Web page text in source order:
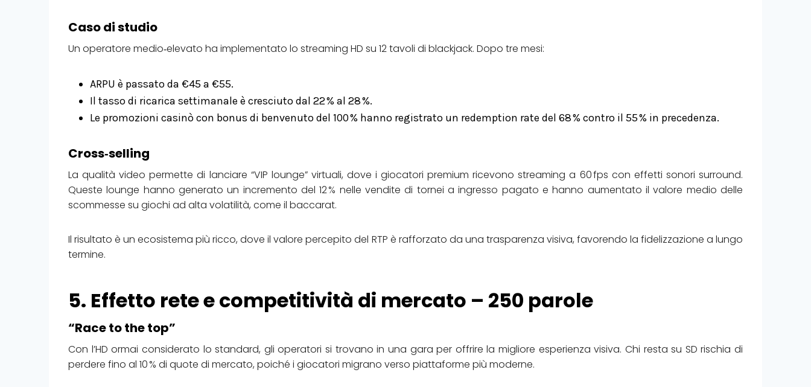
Caso di studio
Un operatore medio‑elevato ha implementato lo streaming HD su 12 tavoli di blackjack. Dopo tre mesi:
ARPU è passato da €45 a €55.
Il tasso di ricarica settimanale è cresciuto dal 22 % al 28 %.
Le promozioni casinò con bonus di benvenuto del 100 % hanno registrato un redemption rate del 68 % contro il 55 % in precedenza.
Cross‑selling
La qualità video permette di lanciare “VIP lounge” virtuali, dove i giocatori premium ricevono streaming a 60 fps con effetti sonori surround.
Queste lounge hanno generato un incremento del 12 % nelle vendite di tornei a ingresso pagato e hanno aumentato il valore medio delle
scommesse su giochi ad alta volatilità, come il baccarat.
Il risultato è un ecosistema più ricco, dove il valore percepito del RTP è rafforzato da una trasparenza visiva, favorendo la fidelizzazione a lungo
termine.
5. Effetto rete e competitività di mercato – 250 parole
“Race to the top”
Con l’HD ormai considerato lo standard, gli operatori si trovano in una gara per offrire la migliore esperienza visiva. Chi resta su SD rischia di
perdere fino al 10 % di quote di mercato, poiché i giocatori migrano verso piattaforme più moderne.